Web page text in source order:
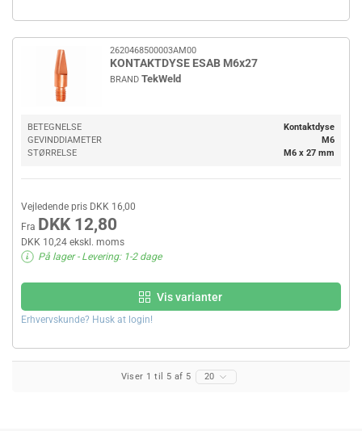
2620468500003AM00
KONTAKTDYSE ESAB M6x27
BRAND TekWeld
BETEGNELSE
Kontaktdyse
GEVINDDIAMETER
M6
STØRRELSE
M6 x 27 mm
Vejledende pris DKK 16,00
Fra DKK 12,80
DKK 10,24 ekskl. moms
På lager- Levering: 1-2 dage
Vis varianter
Erhvervskunde? Husk at login!
Viser 1 til 5 af 5 20